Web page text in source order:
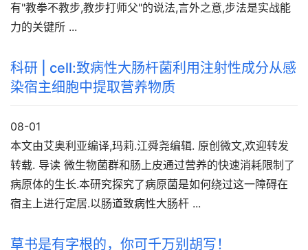
有"教拳不教步,教步打师父"的说法,言外之意,步法是实战能
力的关键所 ...
科研 | cell:致病性大肠杆菌利用注射性成分从感
染宿主细胞中提取营养物质
08-01
本文由艾奥利亚编译,玛莉.江舜尧编辑. 原创微文,欢迎转发
转载. 导读 微生物菌群和肠上皮通过营养的快速消耗限制了
病原体的生长.本研究探究了病原菌是如何绕过这一障碍在
宿主上进行定居.以肠道致病性大肠杆 ...
草书是有字根的，你可千万别胡写！